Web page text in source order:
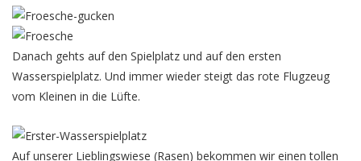
Danach gehts auf den Spielplatz und auf den ersten
Wasserspielplatz. Und immer wieder steigt das rote Flugzeug
vom Kleinen in die Lüfte.
Auf unserer Lieblingswiese (Rasen) bekommen wir einen tollen